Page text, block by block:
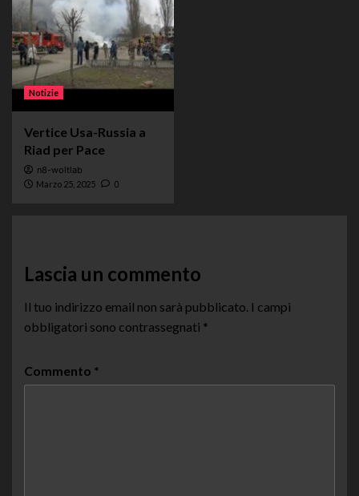
Notizie
Vertice Usa-Russia a
Riad per Pace
n8-woltlab
Marzo 25, 2025 0
Lascia un commento
Il tuo indirizzo email non sarà pubblicato. I campi
obbligatori sono contrassegnati *
Commento *